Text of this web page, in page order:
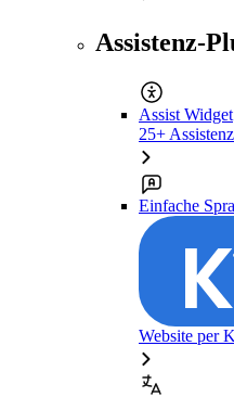
Assistenz-
Assist Widget
25+
Einfache
Website per